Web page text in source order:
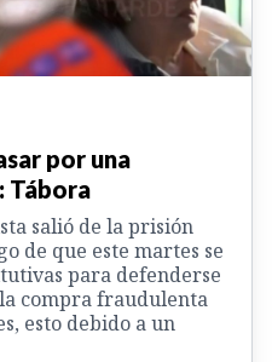
por una
Tábora
salió de la prisión
de que este martes se
para defenderse
compra fraudulenta
esto debido a un